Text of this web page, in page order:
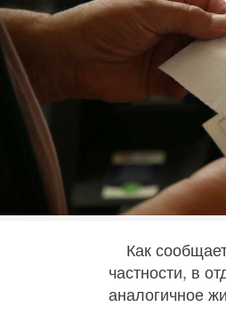
Как
частности, в
аналогичное